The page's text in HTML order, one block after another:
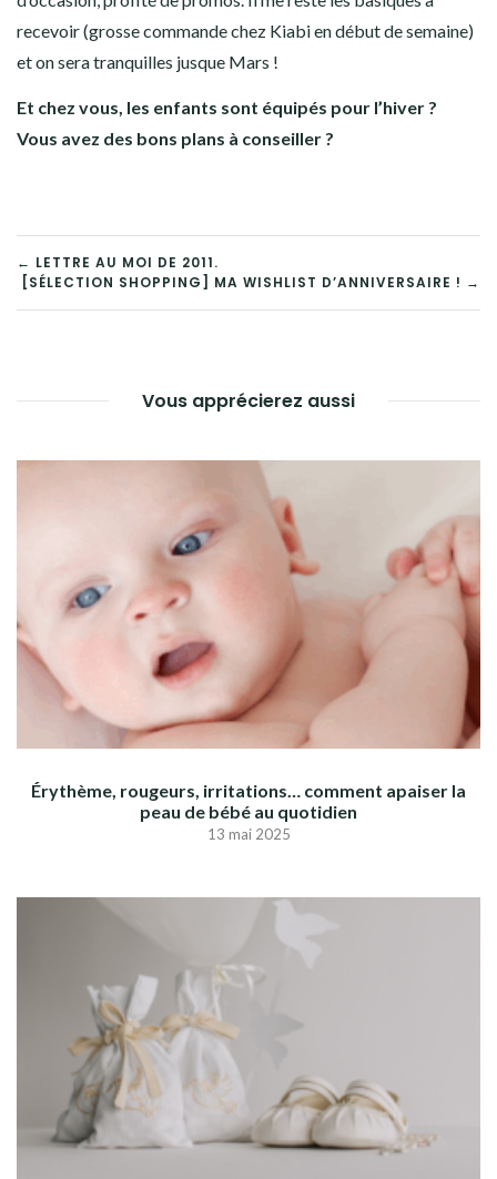
recevoir (grosse commande chez Kiabi en début de semaine)
et on sera tranquilles jusque Mars !
Et chez vous, les enfants sont équipés pour l’hiver ?
Vous avez des bons plans à conseiller ?
← LETTRE AU MOI DE 2011.
[SÉLECTION SHOPPING] MA WISHLIST D’ANNIVERSAIRE ! →
Vous apprécierez aussi
Érythème, rougeurs, irritations… comment apaiser la
peau de bébé au quotidien
13 mai 2025